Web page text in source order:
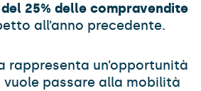
25% delle compravendite
all’anno precedente.
rappresenta un’opportunità
passare alla mobilità